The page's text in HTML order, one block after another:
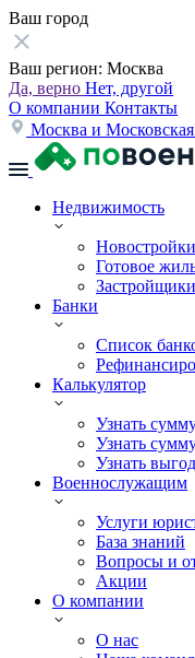
Ваш город
Ваш регион: Москва
Да, верно Нет, другой
О компании Контакты
Москва и Московская
Недвижимость
Новостройки
Готовое
Застройщики
Банки
Список
Калькулятор
Узнать
Узнать
Узнать
Военнослужащим
Услуги
База знаний
Вопросы и
Акции
О компании
О нас